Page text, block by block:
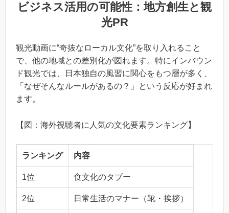
ビジネス活用の可能性：地方創生と観
光PR
観光動画に“奇抜なローカル文化”を取り入れること
で、他の地域との差別化が図れます。特にインバウン
ド観光では、日本独自の風習に関心をもつ層が多く、
「なぜそんなルールがあるの？」という反応が好まれ
ます。
【図：海外視聴者に人気の文化要素ランキング】
ランキング 内容
1位 食文化のタブー
2位 日常生活のマナー（靴・挨拶）